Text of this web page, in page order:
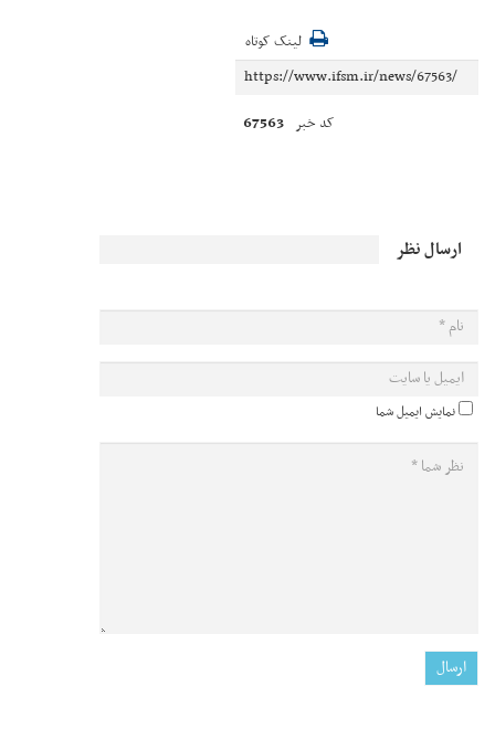
لینک کوتاه
کد خبر 67563
ارسال نظر
نمایش ایمیل شما